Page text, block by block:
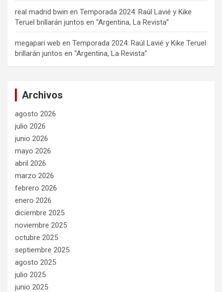
real madrid bwin en Temporada 2024: Raúl Lavié y Kike
Teruel brillarán juntos en “Argentina, La Revista”
megapari web en Temporada 2024: Raúl Lavié y Kike Teruel
brillarán juntos en “Argentina, La Revista”
Archivos
agosto 2026
julio 2026
junio 2026
mayo 2026
abril 2026
marzo 2026
febrero 2026
enero 2026
diciembre 2025
noviembre 2025
octubre 2025
septiembre 2025
agosto 2025
julio 2025
junio 2025